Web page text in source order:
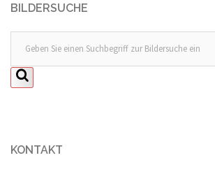
BILDERSUCHE
KONTAKT